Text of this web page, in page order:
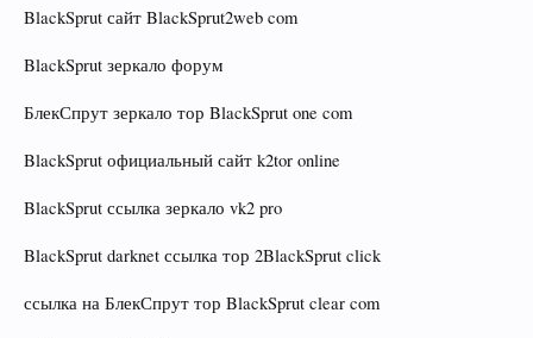
BlackSprut сайт BlackSprut2web com
BlackSprut зеркало форум
БлекСпрут зеркало тор BlackSprut one com
BlackSprut официальный сайт k2tor online
BlackSprut ссылка зеркало vk2 pro
BlackSprut darknet ссылка тор 2BlackSprut click
ссылка на БлекСпрут тор BlackSprut clear com